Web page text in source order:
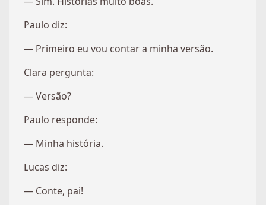
Paulo diz:
— Primeiro eu vou contar a minha versão.
Clara pergunta:
— Versão?
Paulo responde:
— Minha história.
Lucas diz:
— Conte, pai!